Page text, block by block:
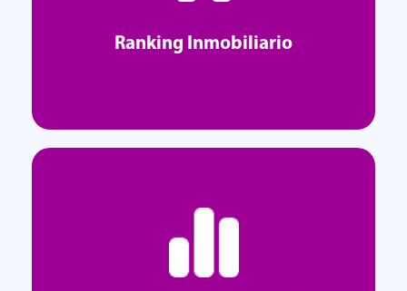
Ranking Inmobiliario
Ranking Inmobiliario
Explorar